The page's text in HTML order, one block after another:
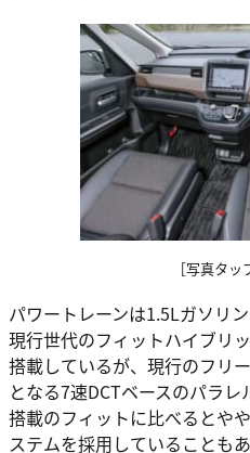
［写真タッ
パワートレーンは1.5Lガソリ
現行世代のフィットハイブリ
搭載しているが、現行のフリ
となる7速DCTベースのパラ
搭載のフィットに比べるとや
ステムを採用していることも